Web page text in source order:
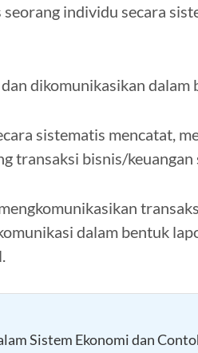
individu secara
dikomunikasikan dalam
sistematis mencatat,
transaksi bisnis/keuangan
dalam bentuk
Sistem Ekonomi dan